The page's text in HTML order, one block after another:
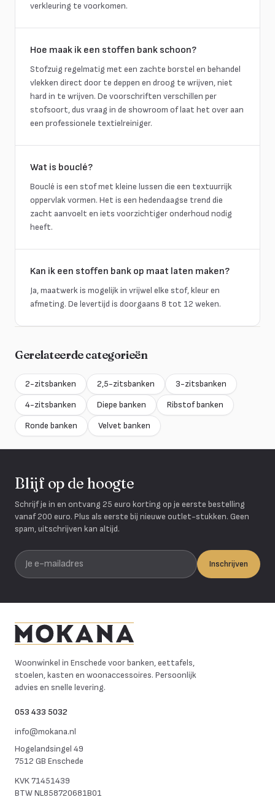
verkleuring te voorkomen.
Hoe maak ik een stoffen bank schoon?
Stofzuig regelmatig met een zachte borstel en behandel
vlekken direct door te deppen en droog te wrijven, niet
hard in te wrijven. De voorschriften verschillen per
stofsoort, dus vraag in de showroom of laat het over aan
een professionele textielreiniger.
Wat is bouclé?
Bouclé is een stof met kleine lussen die een textuurrijk
oppervlak vormen. Het is een hedendaagse trend die
zacht aanvoelt en iets voorzichtiger onderhoud nodig
heeft.
Kan ik een stoffen bank op maat laten maken?
Ja, maatwerk is mogelijk in vrijwel elke stof, kleur en
afmeting. De levertijd is doorgaans 8 tot 12 weken.
Gerelateerde categorieën
2-zitsbanken 2,5-zitsbanken
3-zitsbanken
4-zitsbanken
Diepe banken
Ribstof banken
Ronde banken
Velvet banken
Blijf op de hoogte
Schrijf je in en ontvang 25 euro korting op je eerste bestelling
vanaf 200 euro. Plus als eerste bij nieuwe outlet-stukken. Geen
spam, uitschrijven kan altijd.
Je e-mailadres
Inschrijven
Woonwinkel in Enschede voor banken, eettafels,
stoelen, kasten en woonaccessoires. Persoonlijk
advies en snelle levering.
053 433 5032
info@mokana.nl
Hogelandsingel 49
7512 GB Enschede
KVK71451439
BTWNL858720681B01